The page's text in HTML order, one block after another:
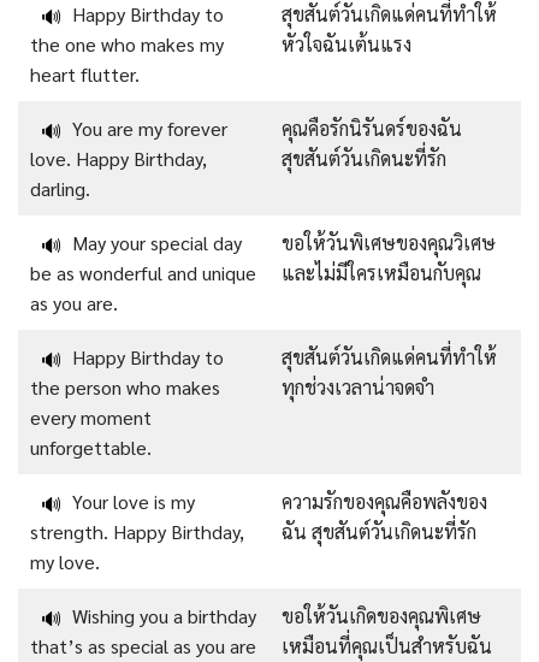
🔊 Happy Birthday to
the one who makes my
heart flutter.
สุขสันต์วันเกิดแด่คนที่ทำให้
หัวใจฉันเต้นแรง
🔊 You are my forever
love. Happy Birthday,
darling.
คุณคือรักนิรันดร์ของฉัน
สุขสันต์วันเกิดนะที่รัก
🔊 May your special day
be as wonderful and unique
as you are.
ขอให้วันพิเศษของคุณวิเศษ
และไม่มีใครเหมือนกับคุณ
🔊 Happy Birthday to
the person who makes
every moment
unforgettable.
สุขสันต์วันเกิดแด่คนที่ทำให้
ทุกช่วงเวลาน่าจดจำ
🔊 Your love is my
strength. Happy Birthday,
my love.
ความรักของคุณคือพลังของ
ฉัน สุขสันต์วันเกิดนะที่รัก
🔊 Wishing you a birthday
that’s as special as you are
ขอให้วันเกิดของคุณพิเศษ
เหมือนที่คุณเป็นสำหรับฉัน